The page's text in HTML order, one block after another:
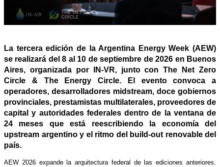
La tercera edición de la Argentina Energy Week (AEW)
se realizará del 8 al 10 de septiembre de 2026 en Buenos
Aires, organizada por IN-VR, junto con The Net Zero
Circle & The Energy Circle. El evento convoca a
operadores, desarrolladores midstream, doce gobiernos
provinciales, prestamistas multilaterales, proveedores de
capital y autoridades federales dentro de la ventana de
24 meses que está reescribiendo la economía del
upstream argentino y el ritmo del build-out renovable del
país.
AEW 2026 expande la arquitectura federal de las ediciones anteriores.